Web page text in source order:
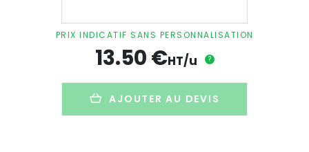
de
bureau
personnalisé
21x27cm
PRIX INDICATIF SANS PERSONNALISATION
13.50€HT/u ?
AJOUTER AU DEVIS